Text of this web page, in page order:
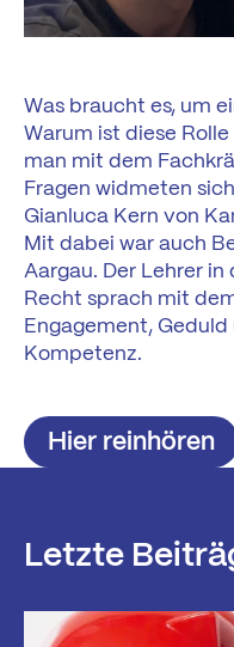
Was braucht es, um
Warum ist diese
man mit dem
Fragen widmeten
Gianluca Kern von
Mit dabei war auch
Aargau. Der Lehrer
Recht sprach mit
Engagement,
Kompetenz.
Hier reinhören
Letzte